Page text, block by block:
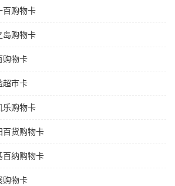
百购物卡
岛购物卡
购物卡
超市卡
乐购物卡
百货购物卡
百纳购物卡
购物卡